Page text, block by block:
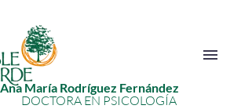
Ana María Rodríguez Fernández
DOCTORA EN PSICOLOGÍA